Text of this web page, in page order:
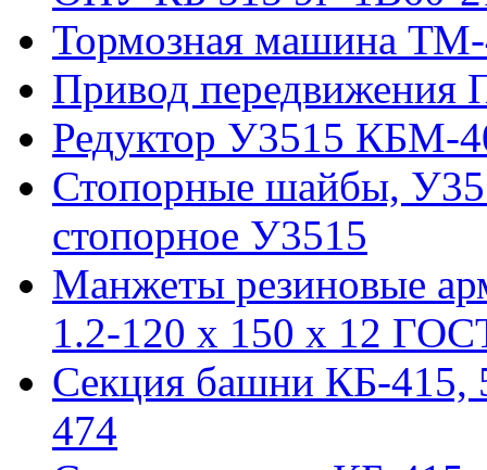
Тормозная машина
Привод передвижения
Редуктор У3515 КБМ-
Стопорные шайбы,
стопорное У3515
Манжеты резиновые
1.2-120 x 150 x 12
Секция башни КБ-415,
474